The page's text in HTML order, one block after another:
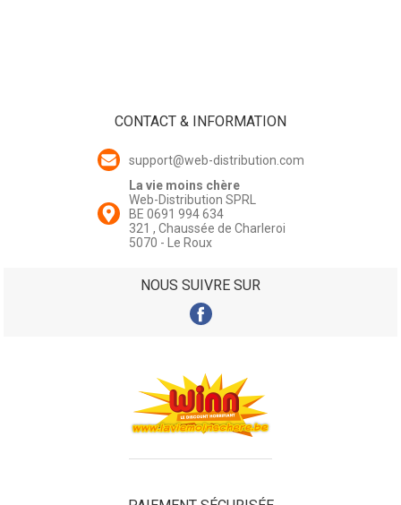
CONTACT & INFORMATION
support@web-distribution.com
La vie moins chère
Web-Distribution SPRL
BE 0691 994 634
321 , Chaussée de Charleroi
5070 - Le Roux
NOUS SUIVRE SUR